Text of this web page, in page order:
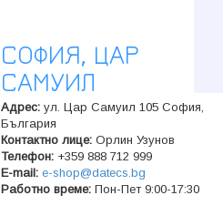
СОФИЯ, ЦАР
САМУИЛ
Адрес: ул. Цар Самуил 105 София,
България
Контактно лице: Орлин Узунов
Телeфон: +359 888 712 999
E-mail: e-shop@datecs.bg
Работно време: Пон-Пет 9:00-17:30